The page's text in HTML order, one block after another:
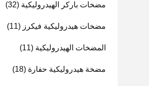
مضخات باركر الهيدروليكية (32)
مضخات هيدروليكية فيكرز (11)
المضخات الهيدروليكية (11)
مضخة هيدروليكية حفارة (18)